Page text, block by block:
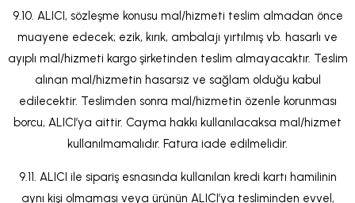
9.10. ALICI, sözleşme konusu mal/hizmeti teslim almadan önce
muayene edecek; ezik, kırık, ambalajı yırtılmış vb. hasarlı ve
ayıplı mal/hizmeti kargo şirketinden teslim almayacaktır. Teslim
alınan mal/hizmetin hasarsız ve sağlam olduğu kabul
edilecektir. Teslimden sonra mal/hizmetin özenle korunması
borcu, ALICI’ya aittir. Cayma hakkı kullanılacaksa mal/hizmet
kullanılmamalıdır. Fatura iade edilmelidir.
9.11. ALICI ile sipariş esnasında kullanılan kredi kartı hamilinin
aynı kişi olmaması veya ürünün ALICI’ya tesliminden evvel,